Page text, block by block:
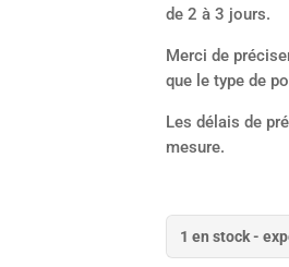
de 2 à 3 jours.
Merci de
que le type de
Les délais de
mesure.
1 en stock -